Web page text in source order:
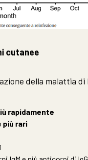
cutanee
della malattia
rapidamente
più rari